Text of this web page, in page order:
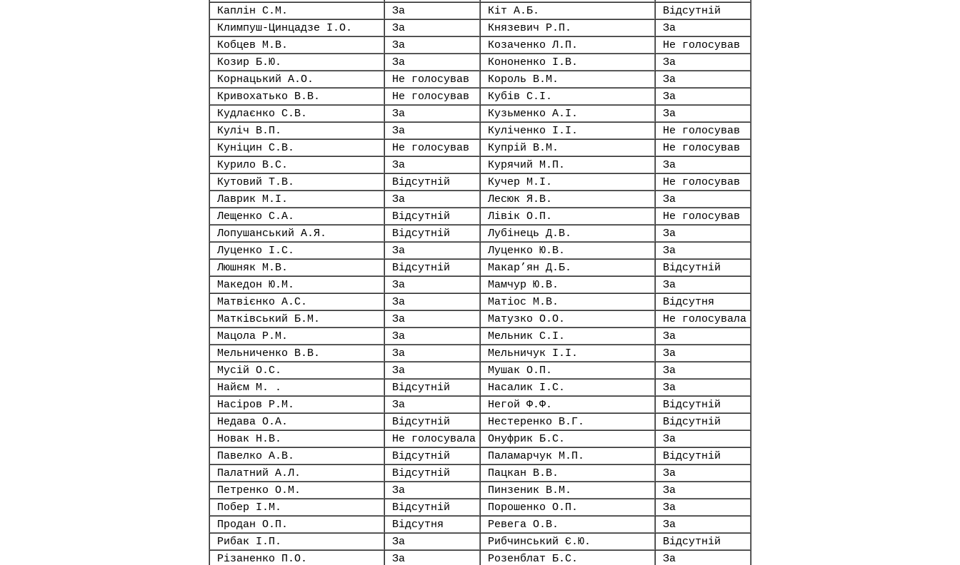
Каплін С.М.
За Кіт А.Б.
Відсутній
Климпуш-Цинцадзе І.О.
За Князевич Р.П.
За
Кобцев М.В.
За Козаченко Л.П.
Не голосував
Козир Б.Ю.
За Кононенко І.В.
За
Корнацький А.О.
Не голосував Король В.М.
За
Кривохатько В.В.
Не голосував Кубів С.І.
За
Кудлаєнко С.В.
За Кузьменко А.І.
За
Куліч В.П.
За Куліченко І.І.
Не голосував
Куніцин С.В.
Не голосував Купрій В.М.
Не голосував
Курило В.С.
За Курячий М.П.
За
Кутовий Т.В.
Відсутній Кучер М.І.
Не голосував
Лаврик М.І.
За Лесюк Я.В.
За
Лещенко С.А.
Відсутній Лівік О.П.
Не голосував
Лопушанський А.Я.
Відсутній Лубінець Д.В.
За
Луценко І.С.
За Луценко Ю.В.
За
Люшняк М.В.
Відсутній Макар’ян Д.Б.
Відсутній
Македон Ю.М.
За Мамчур Ю.В.
За
Матвієнко А.С.
За Матіос М.В.
Відсутня
Матківський Б.М.
За Матузко О.О.
Не голосувала
Мацола Р.М.
За Мельник С.І.
За
Мельниченко В.В.
За Мельничук І.І.
За
Мусій О.С.
За Мушак О.П.
За
Найєм М. .
Відсутній Насалик І.С.
За
Насіров Р.М.
За Негой Ф.Ф.
Відсутній
Недава О.А.
Відсутній Нестеренко В.Г.
Відсутній
Новак Н.В.
Не голосувала Онуфрик Б.С.
За
Павелко А.В.
Відсутній Паламарчук М.П.
Відсутній
Палатний А.Л.
Відсутній Пацкан В.В.
За
Петренко О.М.
За Пинзеник В.М.
За
Побер І.М.
Відсутній Порошенко О.П.
За
Продан О.П.
Відсутня Ревега О.В.
За
Рибак І.П.
За Рибчинський Є.Ю.
Відсутній
Різаненко П.О.
За Розенблат Б.С.
За